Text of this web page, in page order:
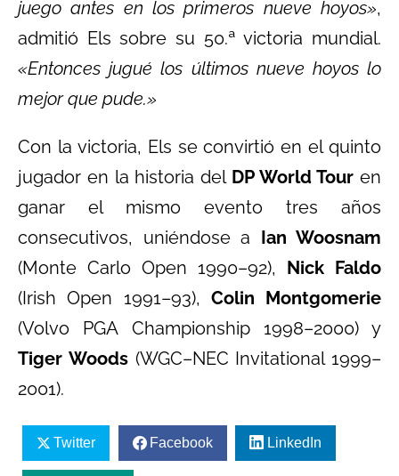
juego antes en los primeros nueve hoyos»,
admitió Els sobre su 50.ª victoria mundial.
«Entonces jugué los últimos nueve hoyos lo
mejor que pude.»
Con la victoria, Els se convirtió en el quinto
jugador en la historia del DP World Tour en
ganar el mismo evento tres años
consecutivos, uniéndose a Ian Woosnam
(Monte Carlo Open 1990–92), Nick Faldo
(Irish Open 1991–93), Colin Montgomerie
(Volvo PGA Championship 1998–2000) y
Tiger Woods(WGC–NEC Invitational 1999–
2001).
Twitter Facebook LinkedIn